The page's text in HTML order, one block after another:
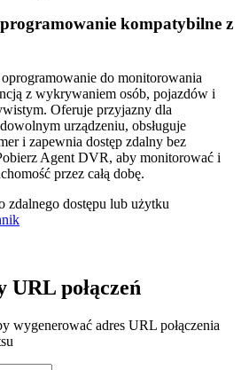
kompatybilne z
do monitorowania
z wykrywaniem osób, pojazdów i
Oferuje przyjazny dla
urządzeniu, obsługuje
i zapewnia dostęp zdalny bez
Agent DVR, aby monitorować i
przez całą dobę.
zdalnego dostępu lub użytku
URL połączeń
wygenerować adres URL połączenia